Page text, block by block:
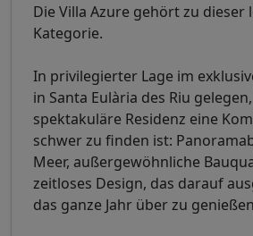
Die Villa Azure gehört zu dieser
Kategorie.
In privilegierter Lage im
in Santa Eulària des Riu
spektakuläre Residenz eine
schwer zu finden ist:
Meer, außergewöhnliche
zeitloses Design, das darauf
das ganze Jahr über zu